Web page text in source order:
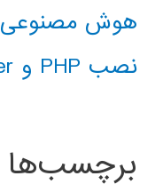
هوش مصنوعی
نصب PHP و composer در ویندوز 10
برچسب‌ها